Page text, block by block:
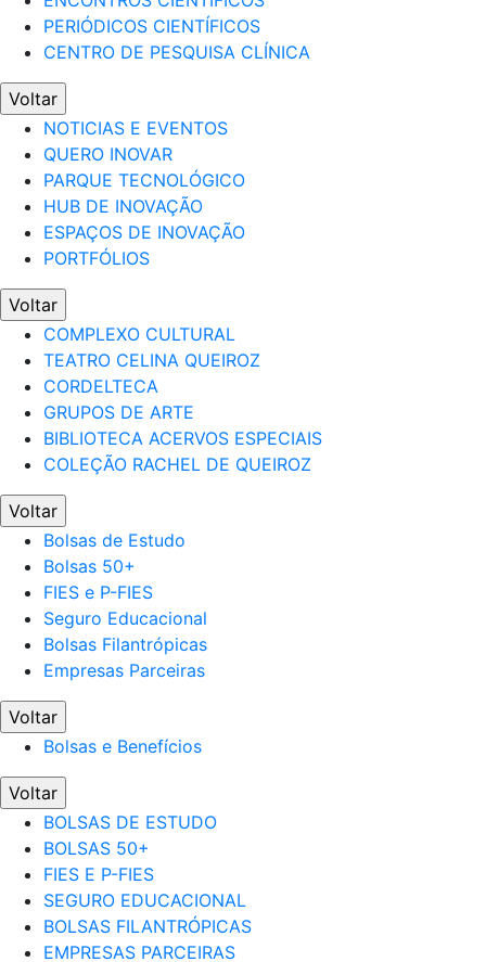
PERIÓDICOS CIENTÍFICOS
CENTRO DE PESQUISA CLÍNICA
Voltar
NOTICIAS E EVENTOS
QUERO INOVAR
PARQUE TECNOLÓGICO
HUB DE INOVAÇÃO
ESPAÇOS DE INOVAÇÃO
PORTFÓLIOS
Voltar
COMPLEXO CULTURAL
TEATRO CELINA QUEIROZ
CORDELTECA
GRUPOS DE ARTE
BIBLIOTECA ACERVOS ESPECIAIS
COLEÇÃO RACHEL DE QUEIROZ
Voltar
Bolsas de Estudo
Bolsas 50+
FIES e P-FIES
Seguro Educacional
Bolsas Filantrópicas
Empresas Parceiras
Voltar
Bolsas e Benefícios
Voltar
BOLSAS DE ESTUDO
BOLSAS 50+
FIES E P-FIES
SEGURO EDUCACIONAL
BOLSAS FILANTRÓPICAS
EMPRESAS PARCEIRAS